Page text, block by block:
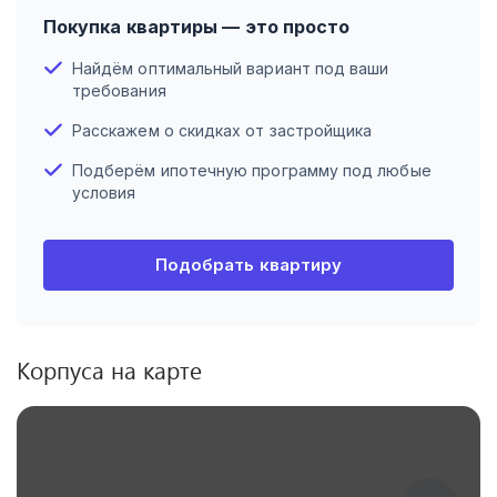
Покупка квартиры — это просто
Найдём оптимальный вариант под ваши
требования
Расскажем о скидках от застройщика
Подберём ипотечную программу под любые
условия
Подобрать квартиру
Корпуса на карте